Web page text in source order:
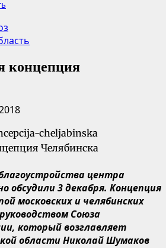
концепция
центра
обсудили 3 декабря. Концепция
московских и челябинских
Союза
который возглавляет
области Николай Шумаков